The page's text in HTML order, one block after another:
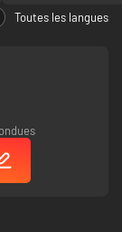
Toutes les langues